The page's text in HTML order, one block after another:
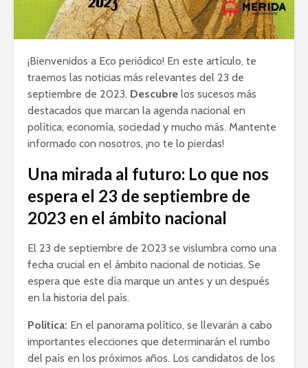
¡Bienvenidos a Eco periódico! En este artículo, te
traemos las noticias más relevantes del 23 de
septiembre de 2023. Descubre los sucesos más
destacados que marcan la agenda nacional en
política, economía, sociedad y mucho más. Mantente
informado con nosotros, ¡no te lo pierdas!
Una mirada al futuro: Lo que nos
espera el 23 de septiembre de
2023 en el ámbito nacional
El 23 de septiembre de 2023 se vislumbra como una
fecha crucial en el ámbito nacional de noticias. Se
espera que este día marque un antes y un después
en la historia del país.
Política: En el panorama político, se llevarán a cabo
importantes elecciones que determinarán el rumbo
del país en los próximos años. Los candidatos de los